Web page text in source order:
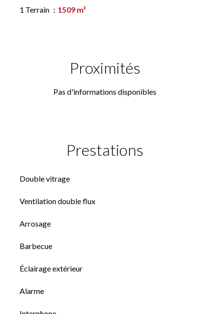
1 Terrain 1509 m²
Proximités
Pas d'informations disponibles
Prestations
Double vitrage
Ventilation double flux
Arrosage
Barbecue
Éclairage extérieur
Alarme